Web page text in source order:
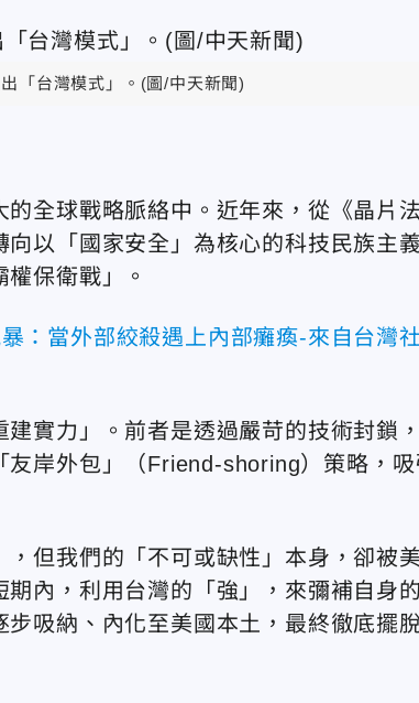
「台灣模式」 。(圖/中天新聞)
全球戰略脈絡中。近年來，從《晶片法
以「國家安全」為核心的科技民族主
保衛戰」。
：當外部絞殺遇上內部癱瘓-來自台灣
實力」。前者是透過嚴苛的技術封鎖
岸外包」（Friend-shoring）策略，吸
但我們的「不可或缺性」本身，卻被
內，利用台灣的「強」，來彌補自身的
步吸納、內化至美國本土，最終徹底擺